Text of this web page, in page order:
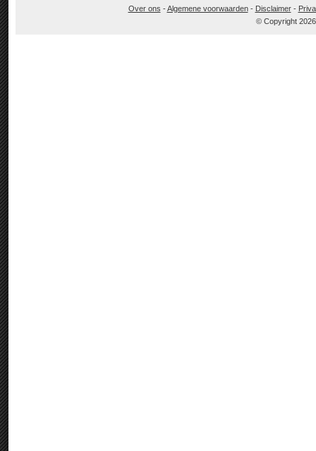
Over ons -Algemene voorwaarden- Disclaimer-
© Copyright